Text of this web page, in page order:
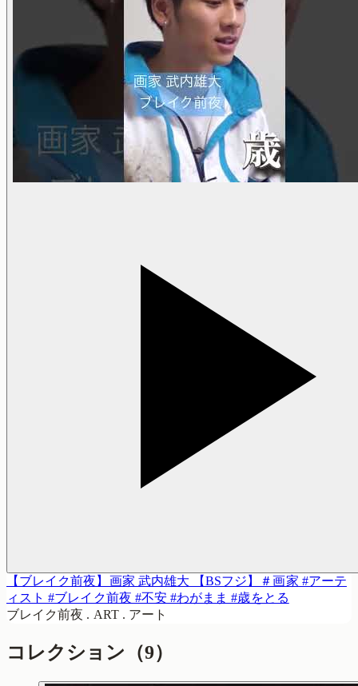
【ブレイク前夜】画家 武内雄大 【BSフジ】＃画家 #アーテ
ィスト #ブレイク前夜 #不安 #わがまま #歳をとる
ブレイク前夜 . ART . アート
コレクション （9）